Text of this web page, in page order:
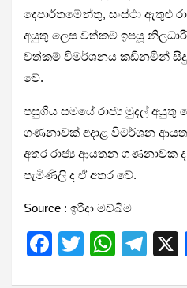
දෙපාර්තමේන්තු, සංස්ථා ඇතුළු
අයුතු ලෙස වත්කම් ඉපයූ
වත්කම් විමර්ශනය කඩිනමින්
වේ.
පසුගිය සමයේ රාජ්‍ය මුදල් අයුතු
ගණනාවක් අදාළ විමර්ශන
අතර රාජ්‍ය ආයතන ගණනාවක
පැමිණිලි ද ඒ අතර වේ.
Source : ඉරිදා මව්බිම
F
T
W T